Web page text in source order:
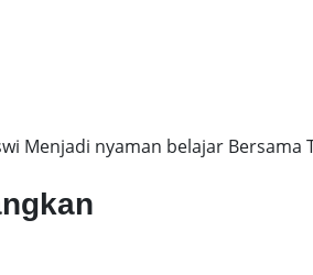
Menjadi nyaman belajar